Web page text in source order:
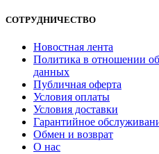
СОТРУДНИЧЕСТВО
Новостная лента
Политика в отношении
данных
Публичная оферта
Условия оплаты
Условия доставки
Гарантийное
Обмен и возврат
О нас